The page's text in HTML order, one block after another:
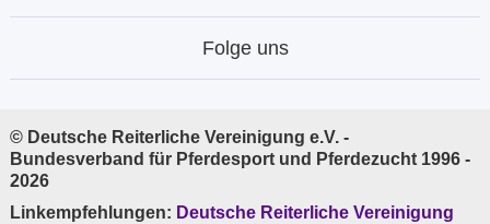
Folge uns
© Deutsche Reiterliche Vereinigung e.V. -
Bundesverband für Pferdesport und Pferdezucht 1996 -
2026
Linkempfehlungen: Deutsche Reiterliche Vereinigung